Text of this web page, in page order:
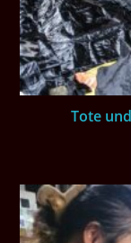
Tote